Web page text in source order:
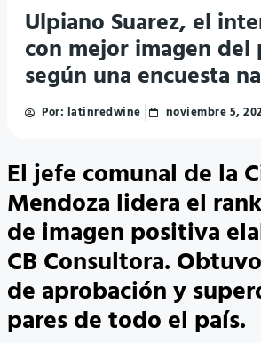
Ulpiano Suarez, el
con mejor imagen del
según una encuesta
Por: latinredwine noviembre 5,
El jefe comunal de la
Mendoza lidera el
de imagen positiva
CB Consultora.
de aprobación y
pares de todo el país.